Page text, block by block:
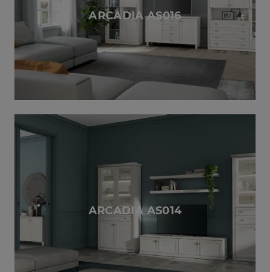
ARCADIA AS016
ARCADIA AS014